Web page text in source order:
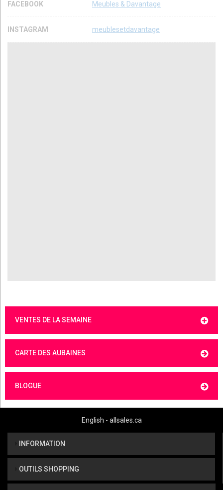
FACEBOOK Meubles & Davantage
INSTAGRAM meublesetdavantage
VENTES DE LA SEMAINE
CARTE DES AUBAINES
BLOGUE
English - allsales.ca
INFORMATION
OUTILS SHOPPING